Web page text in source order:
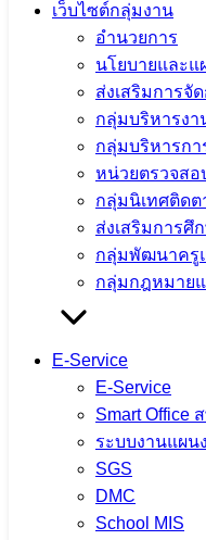
เว็บไซต์กลุ่มงาน
อำนวยการ
นโยบายและแ
ส่งเสริมการจั
กลุ่มบริหารง
กลุ่มบริหารกา
หน่วยตรวจสอ
กลุ่มนิเทศติดต
ส่งเสริมการศึ
กลุ่มพัฒนาครู
กลุ่มกฎหมาย
E-Service
E-Service
Smart Office
ระบบงานแผ
SGS
DMC
School MIS